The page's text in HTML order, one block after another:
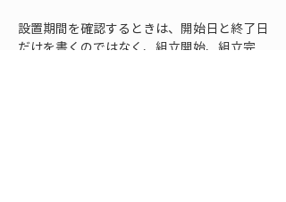
設置期間を確認するときは、開始日と終了日
だけを書くのではなく、組立開始、組立完